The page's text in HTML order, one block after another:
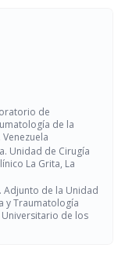
de
de la
Unidad de Cirugía
La Grita, La
Adjunto de la Unidad
y Traumatología
de los